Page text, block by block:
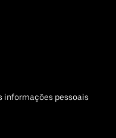
informações pessoais